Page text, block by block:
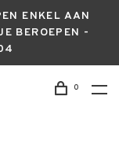
ENKEL AAN
BEROEPEN -
0